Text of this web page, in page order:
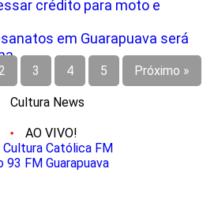
crédito para moto e
em Guarapuava será
3 4 5 Próximo »
AO VIVO!
Cultura Católica FM
93 FM Guarapuava